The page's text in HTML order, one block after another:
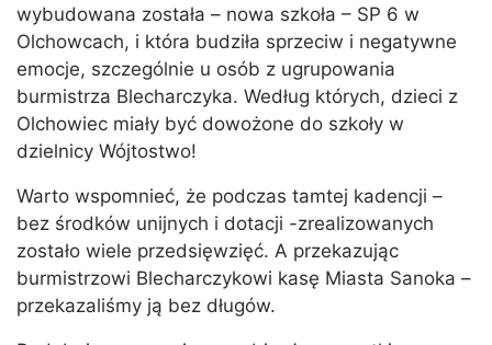
wybudowana została – nowa szkoła – SP 6 w
Olchowcach, i która budziła sprzeciw i negatywne
emocje, szczególnie u osób z ugrupowania
burmistrza Blecharczyka. Według których, dzieci z
Olchowiec miały być dowożone do szkoły w
dzielnicy Wójtostwo!
Warto wspomnieć, że podczas tamtej kadencji –
bez środków unijnych i dotacji -zrealizowanych
zostało wiele przedsięwzięć. A przekazując
burmistrzowi Blecharczykowi kasę Miasta Sanoka –
przekazaliśmy ją bez długów.